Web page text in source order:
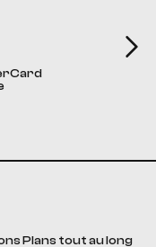
Plans tout au long